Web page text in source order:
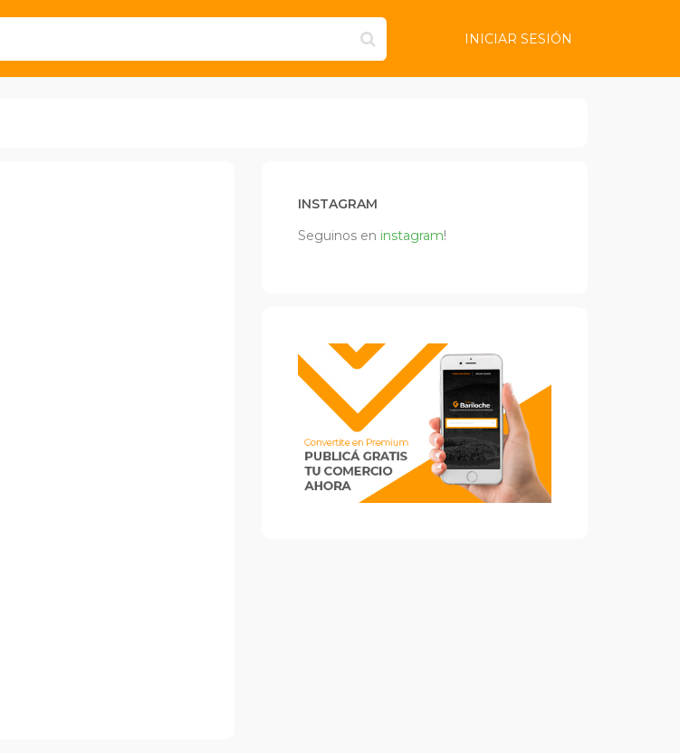
INICIAR SESIÓN
INSTAGRAM
Seguinos en instagram!